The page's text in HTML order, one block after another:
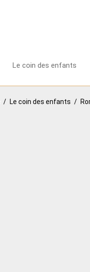
Le coin des enfants
/ Le coin des enfants /